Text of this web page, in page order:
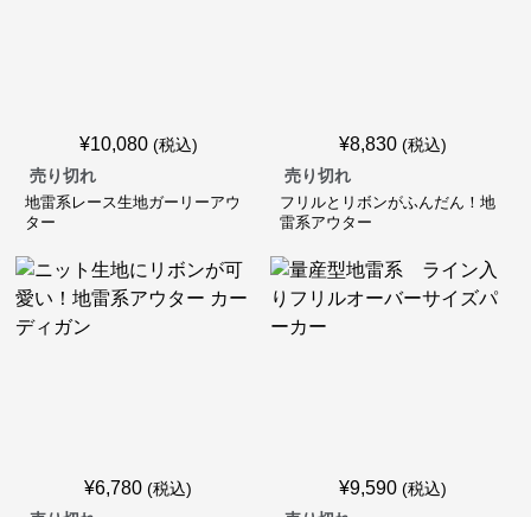
¥10,080 (税込)
売り切れ
地雷系レース生地ガーリーアウ
ター
¥8,830 (税込)
売り切れ
フリルとリボンがふんだん！地
雷系アウター
¥6,780 (税込)
¥9,590 (税込)